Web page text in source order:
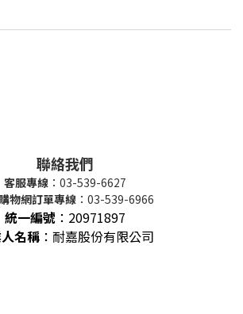
聯絡我們
客服專線 ：03-539-6627
物網訂單專線 ：03-539-6966
統一編號 ： 20971897
名稱 ：耐嘉股份有限公司